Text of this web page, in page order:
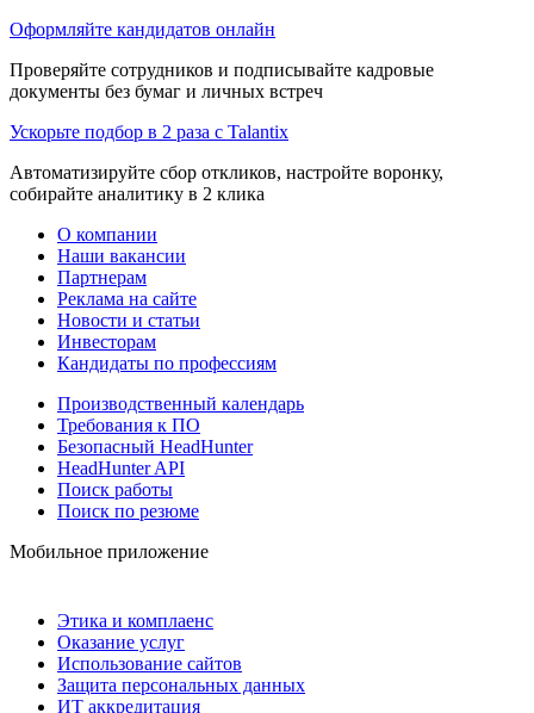
Оформляйте кандидатов онлайн
Проверяйте сотрудников и подписывайте кадровые
документы без бумаг и личных встреч
Ускорьте подбор в 2 раза с Talantix
Автоматизируйте сбор откликов, настройте воронку,
собирайте аналитику в 2 клика
О компании
Наши вакансии
Партнерам
Реклама на сайте
Новости и статьи
Инвесторам
Кандидаты по профессиям
Производственный календарь
Требования к ПО
Безопасный HeadHunter
HeadHunter API
Поиск работы
Поиск по резюме
Мобильное приложение
Этика и комплаенс
Оказание услуг
Использование сайтов
Защита персональных данных
ИТ аккредитация